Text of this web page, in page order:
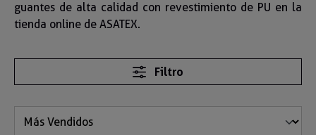
guantes de alta calidad con revestimiento de PU en la
tienda online de ASATEX.
Filtro